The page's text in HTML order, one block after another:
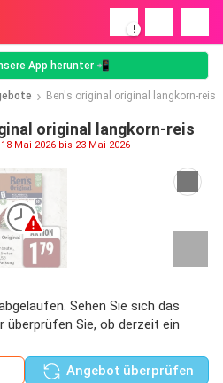
!
App herunter 📲
Ben's original original langkorn-reis
original langkorn-reis
Mai 2026 bis 23 Mai 2026
Sehen Sie sich das
überprüfen Sie, ob derzeit ein
Angebot überprüfen